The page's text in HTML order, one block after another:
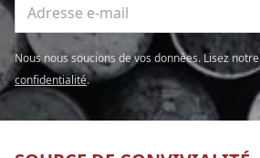
Nous nous soucions de vos données. Lisez notre
confidentialité.